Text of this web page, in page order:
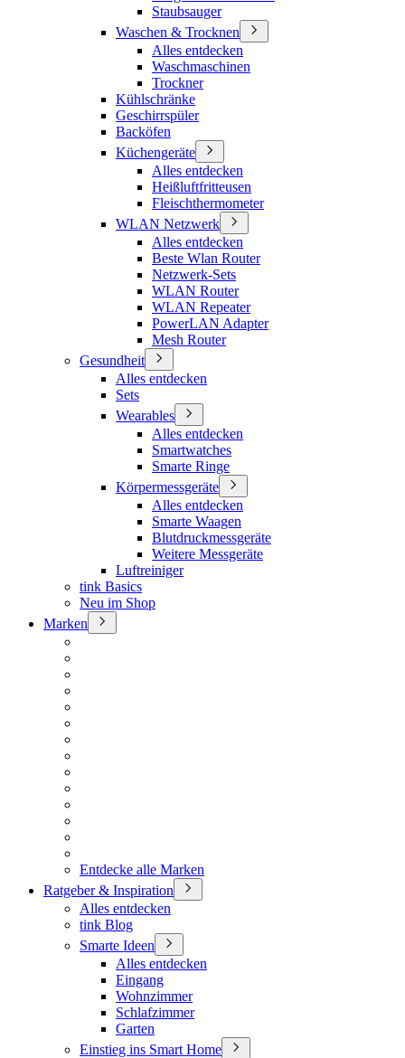
Staubsauger
Waschen & Trocknen
Alles entdecken
Waschmaschinen
Trockner
Kühlschränke
Geschirrspüler
Backöfen
Küchengeräte
Alles entdecken
Heißluftfritteusen
Fleischthermometer
WLAN Netzwerk
Alles entdecken
Beste Wlan Router
Netzwerk-Sets
WLAN Router
WLAN Repeater
PowerLAN Adapter
Mesh Router
Gesundheit
Alles entdecken
Sets
Wearables
Alles entdecken
Smartwatches
Smarte Ringe
Körpermessgeräte
Alles entdecken
Smarte Waagen
Blutdruckmessgeräte
Weitere Messgeräte
Luftreiniger
tink Basics
Neu im Shop
Marken
Entdecke alle Marken
Ratgeber & Inspiration
Alles entdecken
tink Blog
Smarte Ideen
Alles entdecken
Eingang
Wohnzimmer
Schlafzimmer
Garten
Einstieg ins Smart Home